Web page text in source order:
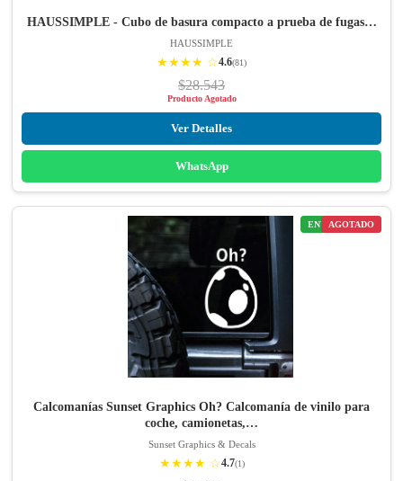
HAUSSIMPLE - Cubo de basura compacto a prueba de fugas…
HAUSSIMPLE
★★★★ ☆4.6(81)
$28.543
Producto Agotado
Ver Detalles
WhatsApp
ENVÍO GRATIS
AGOTADO
Calcomanías Sunset Graphics Oh? Calcomanía de vinilo para
coche, camionetas,…
Sunset Graphics & Decals
★★★★ ☆4.7(1)